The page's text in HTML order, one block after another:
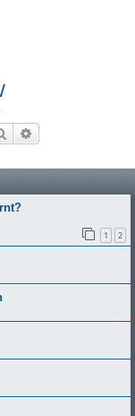
Suche
1 2